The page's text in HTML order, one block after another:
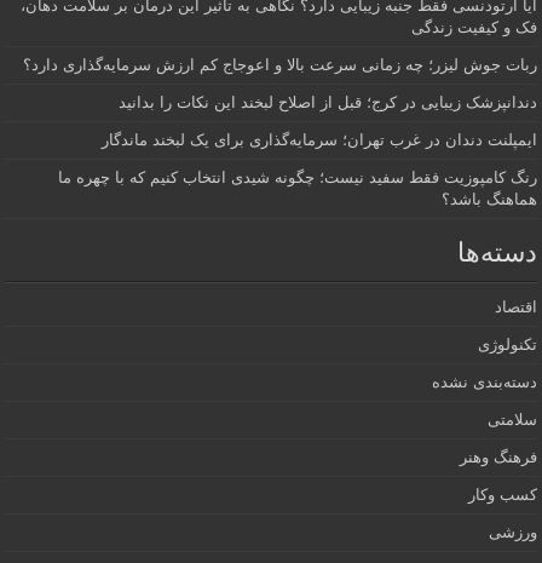
آیا ارتودنسی فقط جنبه زیبایی دارد؟ نگاهی به تأثیر این درمان بر سلامت دهان،
فک و کیفیت زندگی
ربات جوش لیزر؛ چه زمانی سرعت بالا و اعوجاج کم ارزش سرمایه‌گذاری دارد؟
دندانپزشک زیبایی در کرج؛ قبل از اصلاح لبخند این نکات را بدانید
ایمپلنت دندان در غرب تهران؛ سرمایه‌گذاری برای یک لبخند ماندگار
رنگ کامپوزیت فقط سفید نیست؛ چگونه شیدی انتخاب کنیم که با چهره ما
هماهنگ باشد؟
دسته‌ها
اقتصاد
تکنولوژی
دسته‌بندی نشده
سلامتی
فرهنگ وهنر
کسب وکار
ورزشی